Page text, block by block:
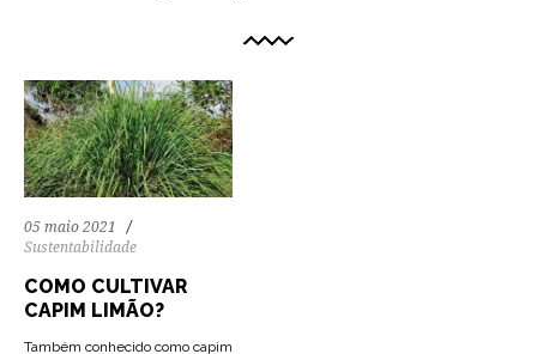
05 maio 2021
Sustentabilidade
COMO CULTIVAR
CAPIM LIMÃO?
Também conhecido como capim